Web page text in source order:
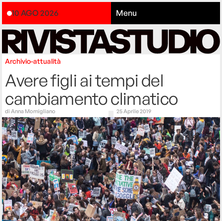
10 AGO 2026 Menu
Archivio-attualità
Avere figli ai tempi del
cambiamento climatico
diAnna Momigliano 25 Aprile 2019